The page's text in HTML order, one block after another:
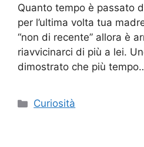
Quanto tempo è passato
per l’ultima volta tua
“non di recente” allora è
riavvicinarci di più a lei.
dimostrato che più
Categorie
Curiosità